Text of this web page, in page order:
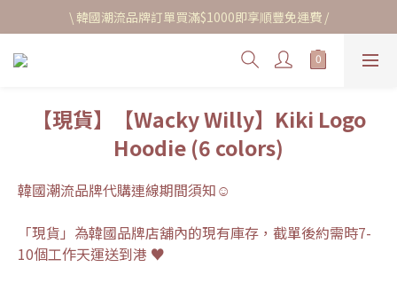
\ 韓國潮流品牌訂單買滿$1000即享順豐免運費 /
【現貨】【Wacky Willy】Kiki Logo
Hoodie (6 colors)
韓國潮流品牌代購連線期間須知☺︎
「現貨」為韓國品牌店舖內的現有庫存，截單後約需時7-
10個工作天運送到港 ♥